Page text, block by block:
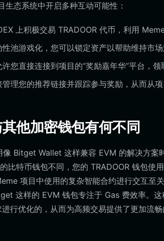
态系统中开启多种互动可能性：
上积极交易 TRADOOR 代币，利用
池游戏化，您可以锁定资产以帮助维持市场
您直接连接到项目的“奖励嘉年华”平台，领
理您的推荐链接并跟踪参与奖励，从而从
他加密钱包有何不同
像 Bitget Wallet 这样兼容 EVM 的解决方案
比特币钱包不同，您的 TRADOOR 钱包使
项目中使用的复杂智能合约进行交互至
这样的 EVM 钱包专注于 Gas 费效率。
行优化的，从而为高频交易提供了更加流畅